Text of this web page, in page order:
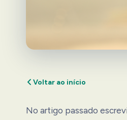
Voltar ao início
No artigo passado